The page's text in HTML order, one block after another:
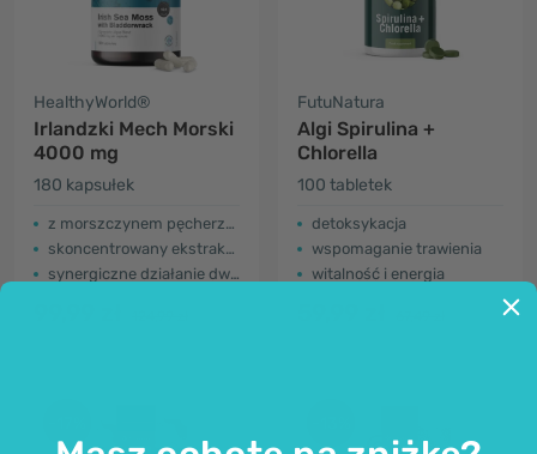
HealthyWorld®
Irlandzki Mech Morski
4000 mg
180 kapsułek
z morszczynem pęcherzykowatym
skoncentrowany ekstrakt 15:1
synergiczne działanie dwóch alg
FutuNatura
Algi Spirulina +
Chlorella
100 tabletek
detoksykacja
wspomaganie trawienia
witalność i energia